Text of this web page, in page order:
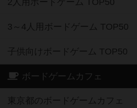
2人用ボードゲーム TOP50
3～4人用ボードゲーム TOP50
子供向けボードゲーム TOP50
ボードゲームカフェ
東京都のボードゲームカフェ